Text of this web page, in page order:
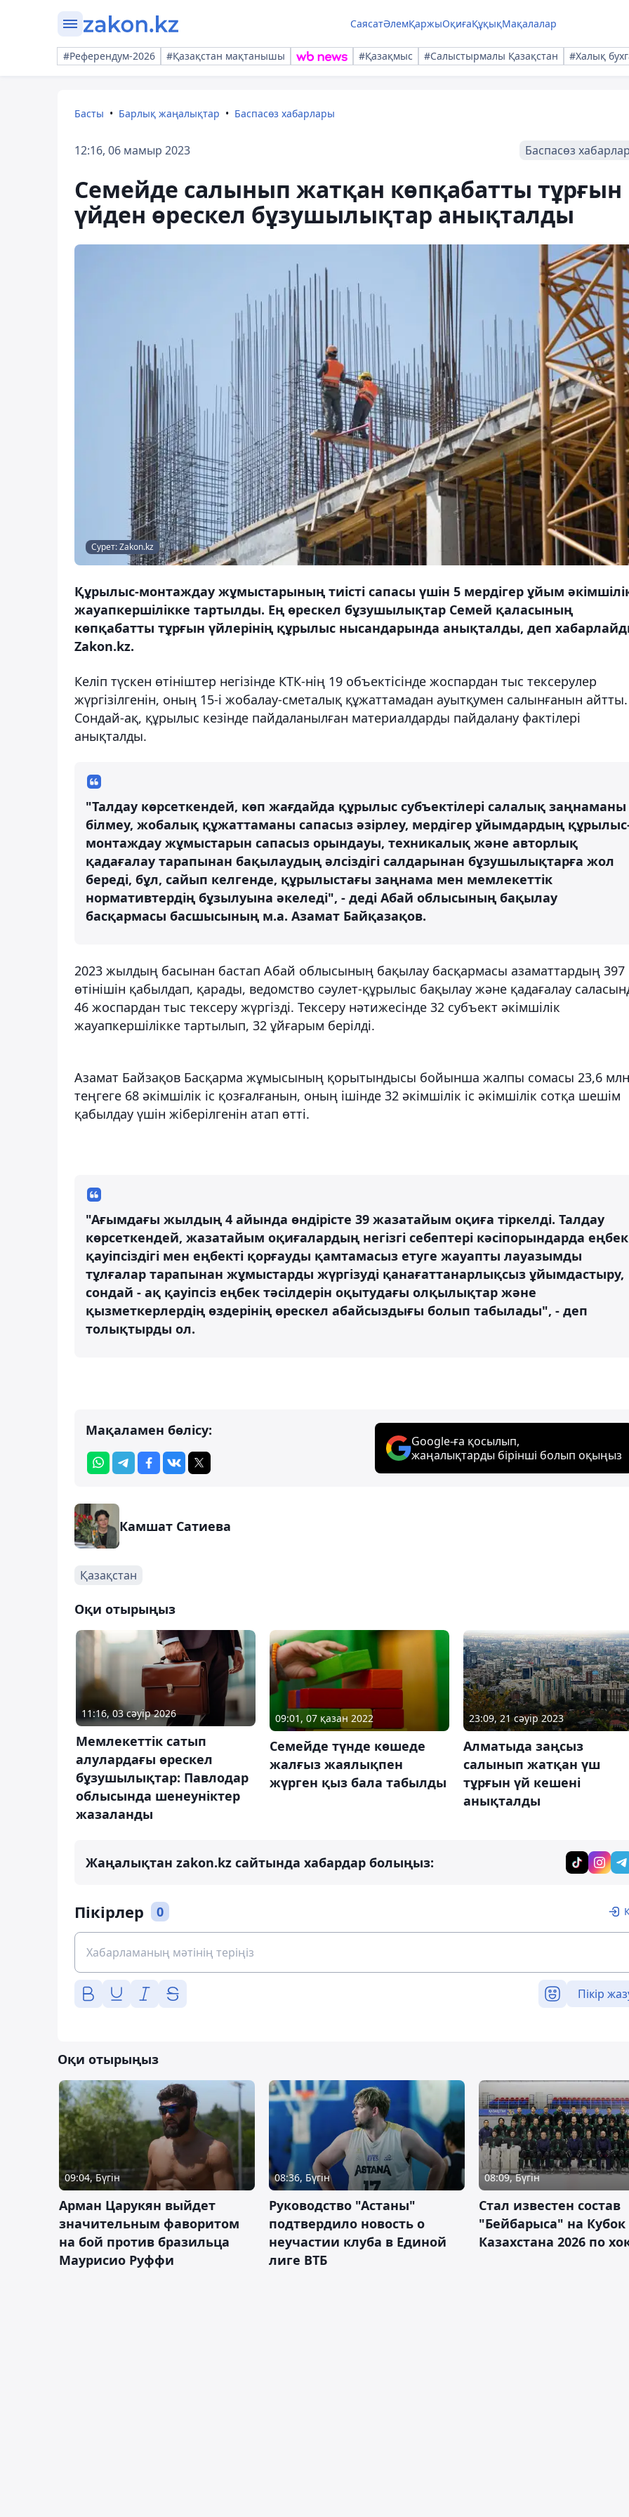
СаясатӘлемҚаржыОқиғаҚұқықМақалалар
#Референдум-2026 #Қазақстан мақтанышы #Қазақмыс #Салыстырмалы Қазақстан #Халық
Басты Барлық жаңалықтар Баспасөз хабарлары
12:16, 06 мамыр 2023 Баспасөз
Семейде салынып жатқан көпқабатты тұрғын
үйден өрескел бұзушылықтар анықталды
Сурет: Zakon.kz
Құрылыс-монтаждау жұмыстарының тиісті сапасы үшін 5 мердігер ұйым
жауапкершілікке тартылды. Ең өрескел бұзушылықтар Семей қаласының
көпқабатты тұрғын үйлерінің құрылыс нысандарында анықталды, деп
Zakon.kz.
Келіп түскен өтініштер негізінде КТК-нің 19 объектісінде жоспардан тыс тексерулер
жүргізілгенін, оның 15-і жобалау-сметалық құжаттамадан ауытқумен салынғанын айтты.
Сондай-ақ, құрылыс кезінде пайдаланылған материалдарды пайдалану фактілері
анықталды.
"Талдау көрсеткендей, көп жағдайда құрылыс субъектілері салалық заңнаманы
білмеу, жобалық құжаттаманы сапасыз әзірлеу, мердігер ұйымдардың
монтаждау жұмыстарын сапасыз орындауы, техникалық және авторлық
қадағалау тарапынан бақылаудың әлсіздігі салдарынан бұзушылықтарға жол
береді, бұл, сайып келгенде, құрылыстағы заңнама мен мемлекеттік
нормативтердің бұзылуына әкеледі", - деді Абай облысының бақылау
басқармасы басшысының м.а. Азамат Байқазақов.
2023 жылдың басынан бастап Абай облысының бақылау басқармасы азаматтардың 397
өтінішін қабылдап, қарады, ведомство сәулет-құрылыс бақылау және қадағалау
46 жоспардан тыс тексеру жүргізді. Тексеру нәтижесінде 32 субъект әкімшілік
жауапкершілікке тартылып, 32 ұйғарым берілді.
Азамат Байзақов Басқарма жұмысының қорытындысы бойынша жалпы сомасы 23,6 млн
теңгеге 68 әкімшілік іс қозғалғанын, оның ішінде 32 әкімшілік іс әкімшілік сотқа шешім
қабылдау үшін жіберілгенін атап өтті.
"Ағымдағы жылдың 4 айында өндірісте 39 жазатайым оқиға тіркелді. Талдау
көрсеткендей, жазатайым оқиғалардың негізгі себептері кәсіпорындарда еңбек
қауіпсіздігі мен еңбекті қорғауды қамтамасыз етуге жауапты лауазымды
тұлғалар тарапынан жұмыстарды жүргізуді қанағаттанарлықсыз ұйымдастыру,
сондай - ақ қауіпсіз еңбек тәсілдерін оқытудағы олқылықтар және
қызметкерлердің өздерінің өрескел абайсыздығы болып табылады", - деп
толықтырды ол.
Мақаламен бөлісу:
Google-ға қосылып,
жаңалықтарды бірінші болып оқыңыз
Камшат Сатиева
Қазақстан
Оқи отырыңыз
11:16, 03 сәуір 2026
Мемлекеттік сатып
алулардағы өрескел
бұзушылықтар: Павлодар
облысында шенеуніктер
жазаланды
09:01, 07 қазан 2022
Семейде түнде көшеде
жалғыз жаялықпен
жүрген қыз бала табылды
23:09, 21 сәуір 2023
Алматыда заңсыз
салынып жатқан үш
тұрғын үй кешені
анықталды
Жаңалықтан zakon.kz сайтында хабардар болыңыз:
Пікірлер 0
Пікір
Оқи отырыңыз
09:04, Бүгін
Арман Царукян выйдет
значительным фаворитом
на бой против бразильца
Маурисио Руффи
08:36, Бүгін
Руководство "Астаны"
подтвердило новость о
неучастии клуба в Единой
лиге ВТБ
08:09, Бүгін
Стал известен состав
"Бейбарыса" на Кубок
Казахстана 2026 по